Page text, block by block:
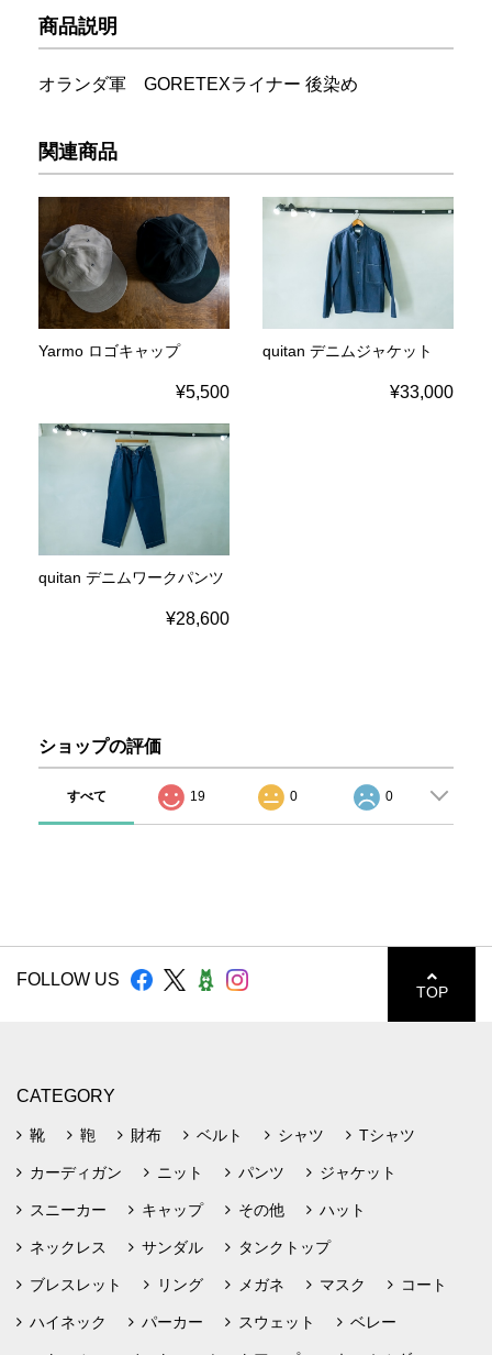
商品説明
オランダ軍 GORETEXライナー 後染め
関連商品
Yarmo ロゴキャップ
¥5,500
quitan デニムジャケット
¥33,000
quitan デニムワークパンツ
¥28,600
ショップの評価
すべて 19 0 0
FOLLOW US
TOP
CATEGORY
靴 鞄 財布 ベルト シャツ Tシャツ
カーディガン ニット パンツ ジャケット
スニーカー キャップ その他 ハット
ネックレス サンダル タンクトップ
ブレスレット リング メガネ マスク コート
ハイネック パーカー スウェット ベレー